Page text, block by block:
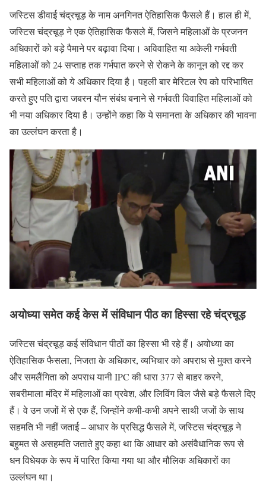
जस्टिस डीवाई चंद्रचूड़ के नाम अनगिनत ऐतिहासिक फैसले हैं। हाल ही में,
जस्टिस चंद्रचूड़ ने एक ऐतिहासिक फैसले में, जिसने महिलाओं के प्रजनन
अधिकारों को बड़े पैमाने पर बढ़ावा दिया। अविवाहित या अकेली गर्भवती
महिलाओं को 24 सप्ताह तक गर्भपात करने से रोकने के कानून को रद्द कर
सभी महिलाओं को ये अधिकार दिया है। पहली बार मेरिटल रेप को परिभाषित
करते हुए पति द्वारा जबरन यौन संबंध बनाने से गर्भवती विवाहित महिलाओं को
भी नया अधिकार दिया है। उन्होंने कहा कि ये समानता के अधिकार की भावना
का उल्लंघन करता है।
अयोध्या समेत कई केस में संविधान पीठ का हिस्सा रहे चंद्रचूड़
जस्टिस चंद्रचूड़ कई संविधान पीठों का हिस्सा भी रहे हैं। अयोध्या का
ऐतिहासिक फैसला, निजता के अधिकार, व्यभिचार को अपराध से मुक्त करने
और समलैंगिता को अपराध यानी IPC की धारा 377 से बाहर करने,
सबरीमाला मंदिर में महिलाओं का प्रवेश, और लिविंग विल जैसे बड़े फैसले दिए
हैं। वे उन जजों में से एक हैं, जिन्होंने कभी-कभी अपने साथी जजों के साथ
सहमति भी नहीं जताई – आधार के प्रसिद्ध फैसले में, जस्टिस चंद्रचूड़ ने
बहुमत से असहमति जताते हुए कहा था कि आधार को असंवैधानिक रूप से
धन विधेयक के रूप में पारित किया गया था और मौलिक अधिकारों का
उल्लंघन था।